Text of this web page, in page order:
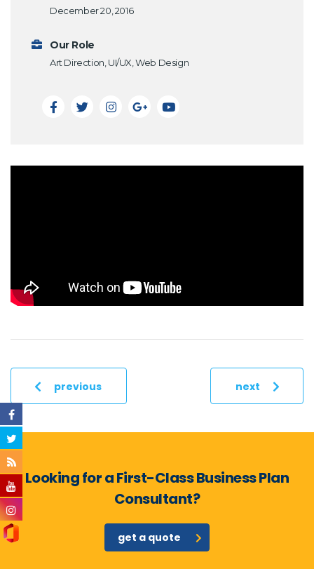
December 20, 2016
Our Role
Art Direction, UI/UX, Web Design
previous next
Looking for a First-Class Business Plan
Consultant?
get a quote